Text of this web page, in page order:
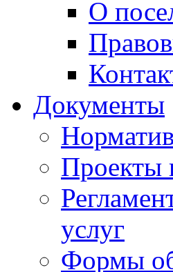
О
Документы
Проекты
услуг
Формы